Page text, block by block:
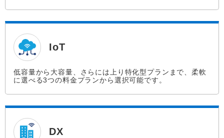
IoT
低容量から大容量、さらには上り特化型プランまで、柔軟
に選べる3つの料金プランから選択可能です。
DX